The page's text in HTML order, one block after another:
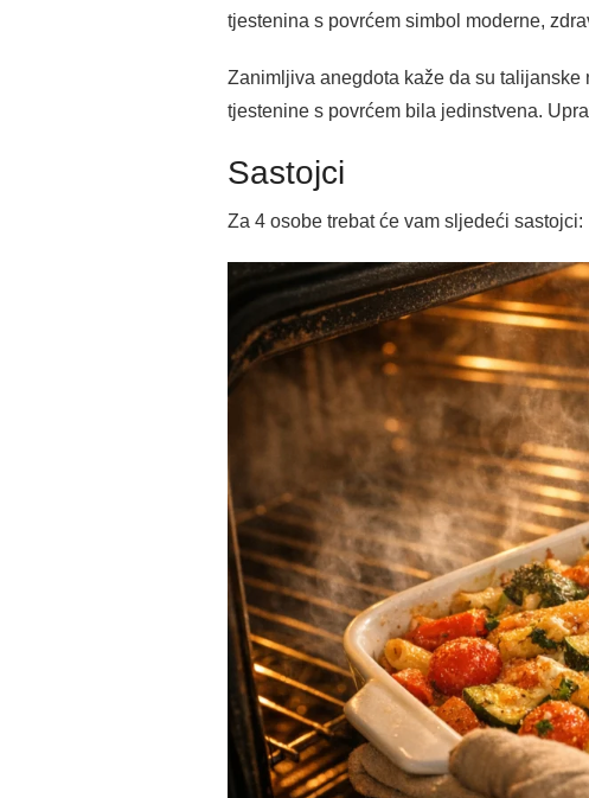
tjestenina s povrćem simbol moderne,
Zanimljiva anegdota kaže da su talijanske
tjestenine s povrćem bila jedinstvena.
Sastojci
Za 4 osobe trebat će vam sljedeći sastojci: